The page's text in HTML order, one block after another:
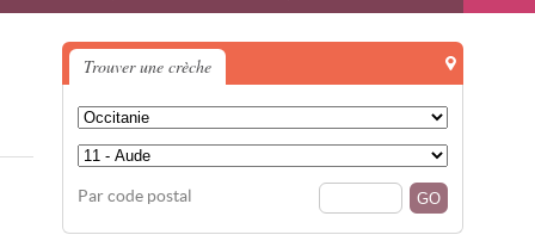
Trouver une crèche
Par code postal